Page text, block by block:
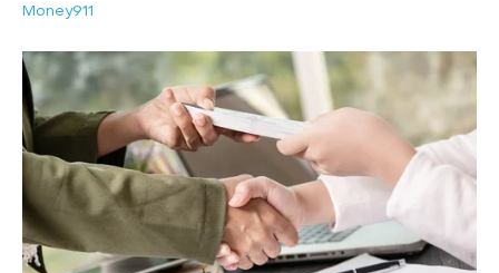
Money911